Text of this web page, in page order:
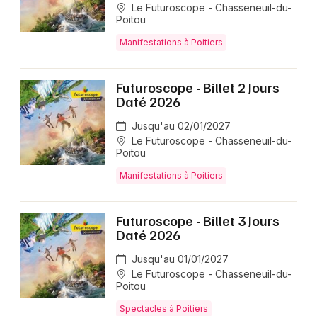
86 - Vienne
Mon email
Le Futuroscope - Chasseneuil-du-
Poitou
Manifestations à Poitiers
Futuroscope - Billet 2 Jours
Daté 2026
Jusqu'au 02/01/2027
Le Futuroscope - Chasseneuil-du-
Poitou
Manifestations à Poitiers
Futuroscope - Billet 3 Jours
Daté 2026
Jusqu'au 01/01/2027
Le Futuroscope - Chasseneuil-du-
Poitou
Spectacles à Poitiers